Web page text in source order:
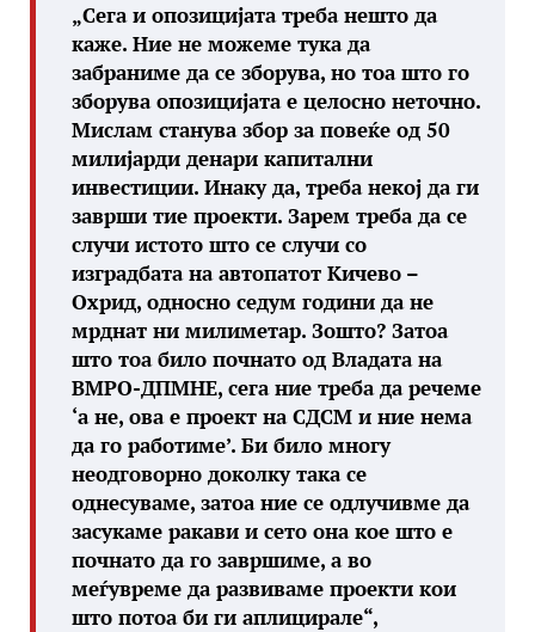
„Сега и опозицијата треба нешто да
каже. Ние не можеме тука да
забраниме да се зборува, но тоа што го
зборува опозицијата е целосно неточно.
Мислам станува збор за повеќе од 50
милијарди денари капитални
инвестиции. Инаку да, треба некој да ги
заврши тие проекти. Зарем треба да се
случи истото што се случи со
изградбата на автопатот Кичево –
Охрид, односно седум години да не
мрднат ни милиметар. Зошто? Затоа
што тоа било почнато од Владата на
ВМРО-ДПМНЕ, сега ние треба да речеме
‘а не, ова е проект на СДСМ и ние нема
да го работиме’. Би било многу
неодговорно доколку така се
однесуваме, затоа ние се одлучивме да
засукаме ракави и сето она кое што е
почнато да го завршиме, а во
меѓувреме да развиваме проекти кои
што потоа би ги аплицирале“,